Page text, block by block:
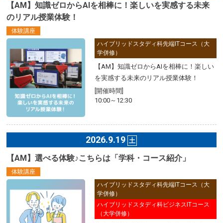
【AM】知識ゼロからAIを相棒に！楽しいを実感する未来
のリアル授業体験！
体験講座
ハイブリッドスタディ科先端ITコース（大
学併修）
【AM】知識ゼロからAIを相棒に！楽しい
を実感する未来のリアル授業体験！
[開催時間]
10:00～12:30
2026.9.19 土
【AM】選べる体験♪こちらは「学科・コース紹介」
体験講座
ハイブリッドスタディ科先端ITコース（大
学併修）
ハイブリッドスタディ科ビジネスITコース
（大学併修）